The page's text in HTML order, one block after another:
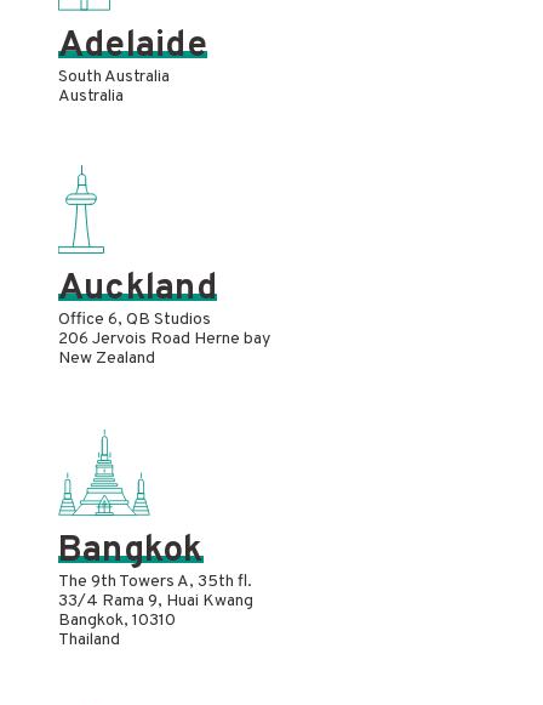
Adelaide
South Australia
Australia
Auckland
Office 6, QB Studios
206 Jervois Road Herne bay
New Zealand
Bangkok
The 9th Towers A, 35th fl.
33/4 Rama 9, Huai Kwang
Bangkok, 10310
Thailand